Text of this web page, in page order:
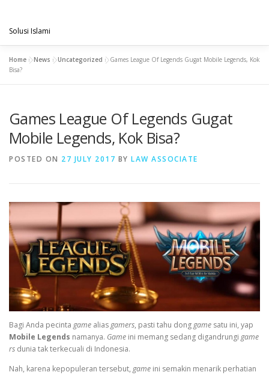
content
Solusi Islami
VISI & MISI
ARTIKEL & BERITA CONTACT
Home »News »Uncategorized »Games League Of Legends Gugat Mobile Legends, Kok
Bisa?
Games League Of Legends Gugat
Mobile Legends, Kok Bisa?
POSTED ON 27 JULY 2017 BY LAW ASSOCIATE
Bagi Anda pecinta game aliasgamers, pasti tahu donggame satu ini, yap
Mobile Legends namanya. Game ini memang sedang digandrungi game
rs dunia tak terkecuali di Indonesia.
Nah, karena kepopuleran tersebut, game ini semakin menarik perhatian